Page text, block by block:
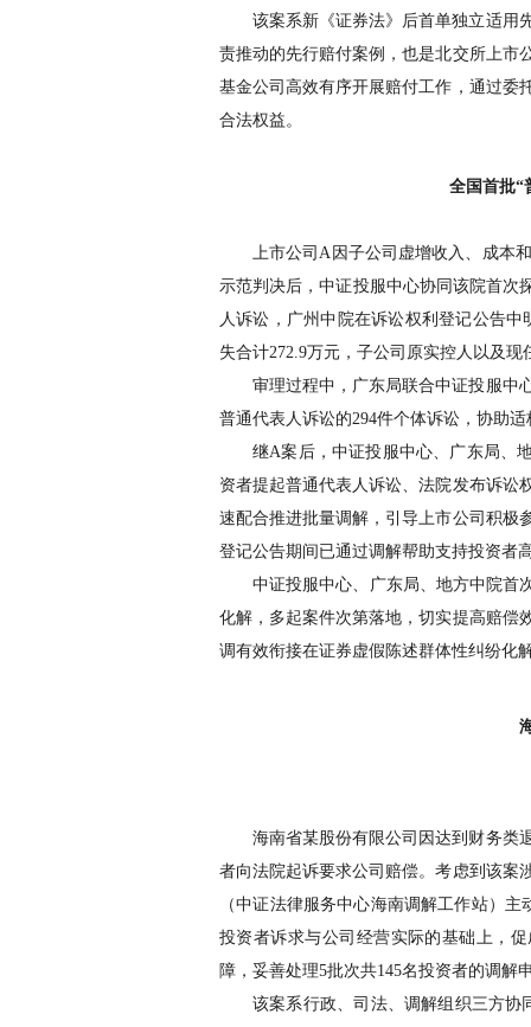
该案系新《证券法》后首单独立适用
责推动的先行赔付案例，也是北交所上市
基金公司高效有序开展赔付工作，通过委
合法权益。
全国首批“
上市公司A 因子公司虚增收入、成本
示范判决后，中证投服中心协同该院首次
人诉讼，广州中院在诉讼权利登记公告
失合计272.9万元，子公司原实控人以及现
审理过程中，广东局联合中证投服中
普通代表人诉讼的294件个体诉讼，协助
继A案后，中证投服中心、广东局、
资者提起普通代表人诉讼、法院发布诉讼
速配合推进批量调解，引导上市公司积极
登记公告期间已通过调解帮助支持投资者
中证投服中心、广东局、地方中院首
化解，多起案件次第落地，切实提高赔偿
调有效衔接在证券虚假陈述群体性纠纷化
海南省某股份有限公司因达到财务类
者向法院起诉要求公司赔偿。考虑到该案
（中证法律服务中心海南调解工作站）
投资者诉求与公司经营实际的基础上，
障，妥善处理5批次共145名投资者的调解
该案系行政、司法、调解组织三方协